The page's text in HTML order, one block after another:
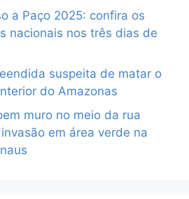
a Paço 2025: confira os
nacionais nos três dias de
suspeita de matar o
do Amazonas
muro no meio da rua
em área verde na